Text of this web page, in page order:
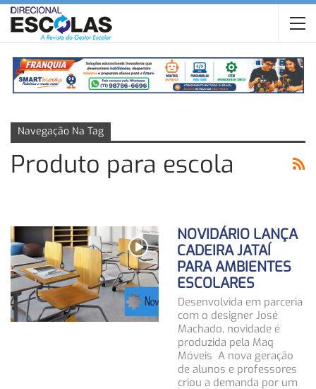
Navegação Na Tag
Produto para escola
NOVIDÁRIO LANÇA
CADEIRA JATAÍ
PARA AMBIENTES
ESCOLARES
Desenvolvida em parceria
com o designer José
Machado, novidade é
produzida pela Maq
Móveis A nova geração
de alunos e professores
criou a demanda por um